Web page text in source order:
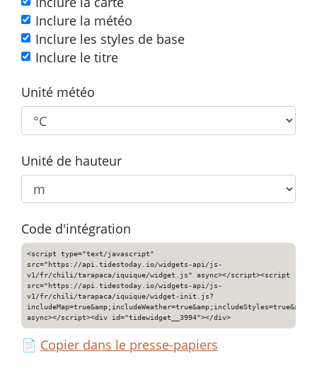
Inclure la météo
Inclure les styles de base
Inclure le titre
Unité météo
Unité de hauteur
Code d'intégration
<script type="text/javascript"
src="https://api.tidestoday.io/widgets-api/js-
v1/fr/chili/tarapaca/iquique/widget.js" async></script><script
src="https://api.tidestoday.io/widgets-api/js-
v1/fr/chili/tarapaca/iquique/widget-init.js?
async></script><div id="tidewidget__3994"></div>
📄 Copier dans le presse-papiers